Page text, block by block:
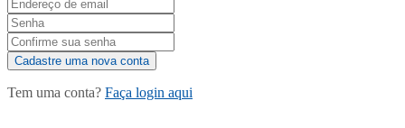
Tem uma conta? Faça login aqui